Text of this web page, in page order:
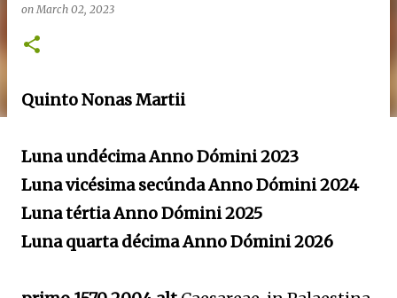
onMarch 02, 2023
Quinto Nonas Martii
Luna undécima Anno Dómini 2023
Luna vicésima secúnda Anno Dómini 2024
Luna tértia Anno Dómini 2025
Luna quarta décima Anno Dómini 2026